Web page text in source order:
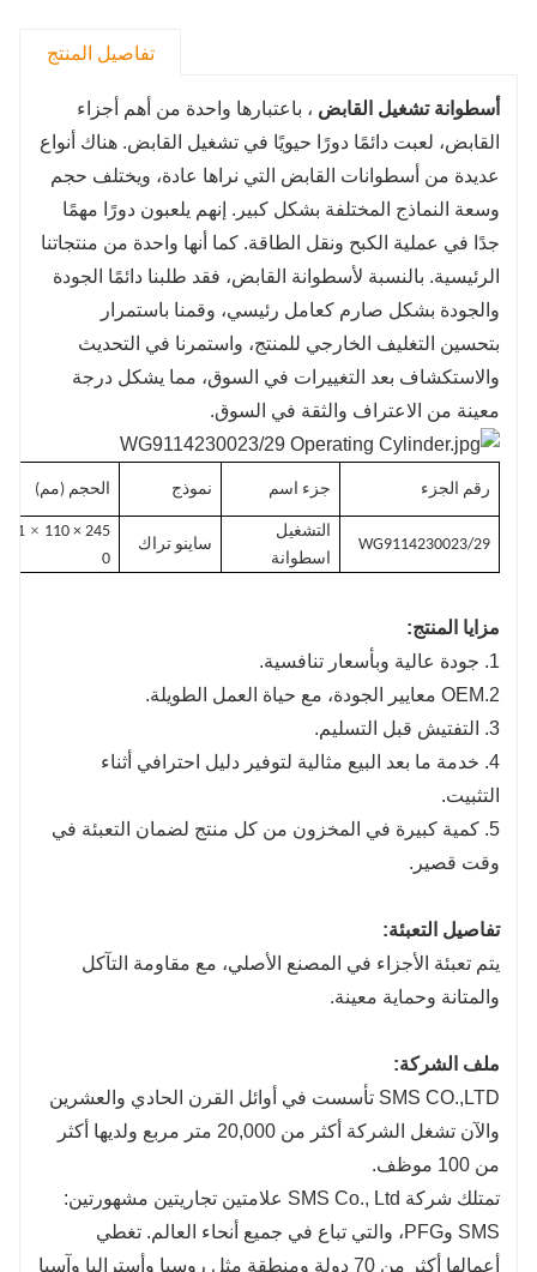
تفاصيل المنتج
أسطوانة تشغيل القابض ، باعتبارها واحدة من أهم أجزاء
القابض، لعبت دائمًا دورًا حيويًا في تشغيل القابض. هناك أنواع
عديدة من أسطوانات القابض التي نراها عادة، ويختلف حجم
وسعة النماذج المختلفة بشكل كبير. إنهم يلعبون دورًا مهمًا
جدًا في عملية الكبح ونقل الطاقة. كما أنها واحدة من منتجاتنا
الرئيسية. بالنسبة لأسطوانة القابض، فقد طلبنا دائمًا الجودة
والجودة بشكل صارم كعامل رئيسي، وقمنا باستمرار
بتحسين التغليف الخارجي للمنتج، واستمرنا في التحديث
والاستكشاف بعد التغييرات في السوق، مما يشكل درجة
معينة من الاعتراف والثقة في السوق.
رقم الجزء جزء اسم نموذج الحجم (مم)
WG9114230023/29
التشغيل
اسطوانة
ساينو تراك
245 × 110
×
11
0
مزايا المنتج:
1. جودة عالية وبأسعار تنافسية.
2.OEM معايير الجودة، مع حياة العمل الطويلة.
3. التفتيش قبل التسليم.
4. خدمة ما بعد البيع مثالية لتوفير دليل احترافي أثناء
التثبيت.
5. كمية كبيرة في المخزون من كل منتج لضمان التعبئة في
وقت قصير.
تفاصيل التعبئة:
يتم تعبئة الأجزاء في المصنع الأصلي، مع مقاومة التآكل
والمتانة وحماية معينة.
ملف الشركة:
SMS CO.,LTD تأسست في أوائل القرن الحادي والعشرين
والآن تشغل الشركة أكثر من 20,000 متر مربع ولديها أكثر
من 100 موظف.
تمتلك شركة SMS Co., Ltd علامتين تجاريتين مشهورتين:
SMS وPFG، والتي تباع في جميع أنحاء العالم. تغطي
أعمالها أكثر من 70 دولة ومنطقة مثل روسيا وأستراليا وآسيا